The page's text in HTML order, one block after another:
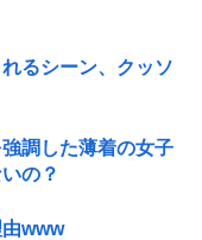
るシーン、クッソ
調した薄着の女子
の？
由www